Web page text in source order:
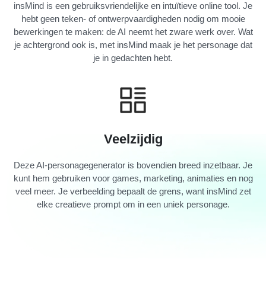
insMind is een gebruiksvriendelijke en intuïtieve online tool. Je
hebt geen teken- of ontwerpvaardigheden nodig om mooie
bewerkingen te maken: de AI neemt het zware werk over. Wat
je achtergrond ook is, met insMind maak je het personage dat
je in gedachten hebt.
Veelzijdig
Deze AI-personagegenerator is bovendien breed inzetbaar. Je
kunt hem gebruiken voor games, marketing, animaties en nog
veel meer. Je verbeelding bepaalt de grens, want insMind zet
elke creatieve prompt om in een uniek personage.